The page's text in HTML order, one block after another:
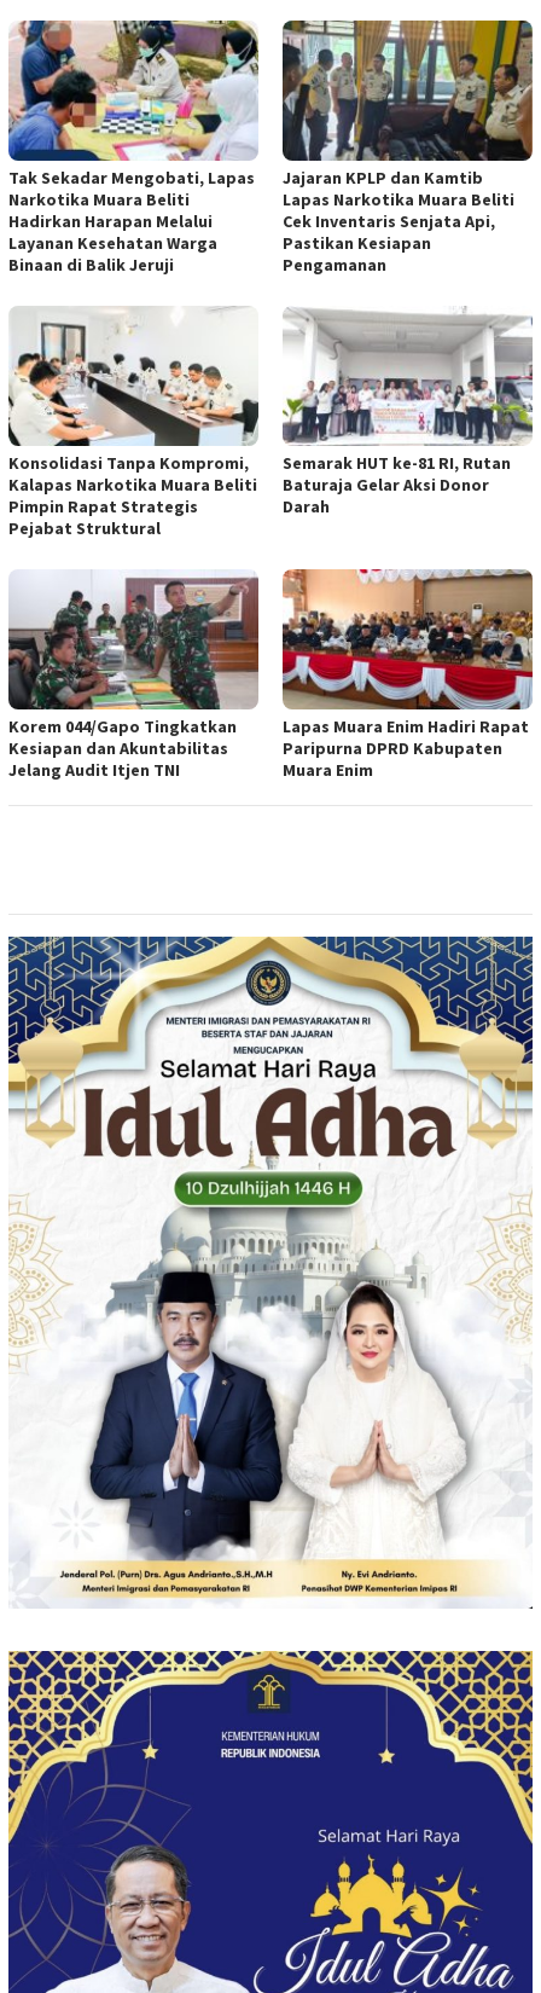
Tak Sekadar Mengobati, Lapas
Narkotika Muara Beliti
Hadirkan Harapan Melalui
Layanan Kesehatan Warga
Binaan di Balik Jeruji
Jajaran KPLP dan Kamtib
Lapas Narkotika Muara Beliti
Cek Inventaris Senjata Api,
Pastikan Kesiapan
Pengamanan
Konsolidasi Tanpa Kompromi,
Kalapas Narkotika Muara Beliti
Pimpin Rapat Strategis
Pejabat Struktural
Semarak HUT ke-81 RI, Rutan
Baturaja Gelar Aksi Donor
Darah
Korem 044/Gapo Tingkatkan
Kesiapan dan Akuntabilitas
Jelang Audit Itjen TNI
Lapas Muara Enim Hadiri Rapat
Paripurna DPRD Kabupaten
Muara Enim